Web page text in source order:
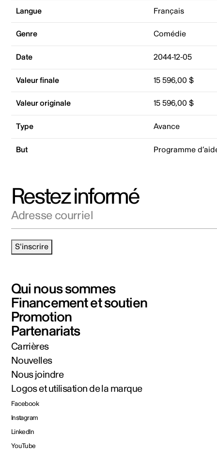
Langue Français
Genre Comédie
Date 2044-12-05
Valeur finale 15 596,00 $
Valeur originale 15 596,00 $
Type Avance
But Programme
Restez informé
S'inscrire
Qui nous sommes
Financement et soutien
Promotion
Partenariats
Carrières
Nouvelles
Nous joindre
Logos et utilisation de la marque
Facebook
Instagram
LinkedIn
YouTube